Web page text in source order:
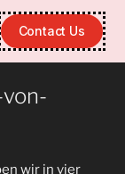
Contact Us
wir in vier